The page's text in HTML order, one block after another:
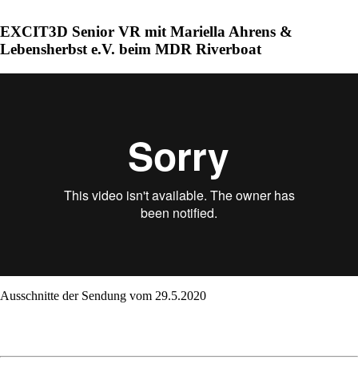
EXCIT3D Senior VR mit Mariella Ahrens &
Lebensherbst e.V. beim MDR Riverboat
Ausschnitte der Sendung vom 29.5.2020